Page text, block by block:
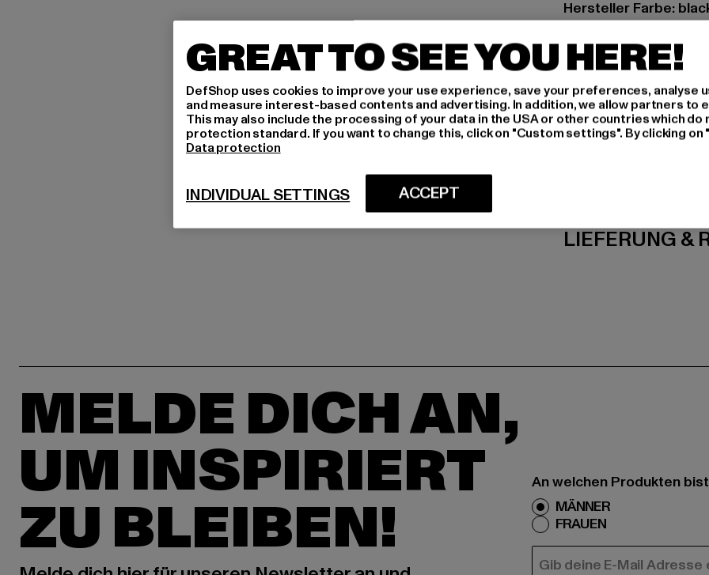
Hersteller Farbe:
Art.Nr: BBM126-006-
Hersteller: Noctane |
Am Hof 41683 | 1100
LIEFERUNG &
MELDE DICH AN,
UM INSPIRIERT
ZU BLEIBEN!
An welchen Produkten
MÄNNER
FRAUEN
E-MAIL
GREAT TO SEE YOU HERE!
DefShop uses cookies to improve your use experience, save your preferences, analyse
and measure interest-based contents and advertising. In addition, we allow partners to
This may also include the processing of your data in the USA or other countries which do
protection standard. If you want to change this, click on "Custom settings". By clicking
Data protection
ACCEPT
INDIVIDUAL SETTINGS